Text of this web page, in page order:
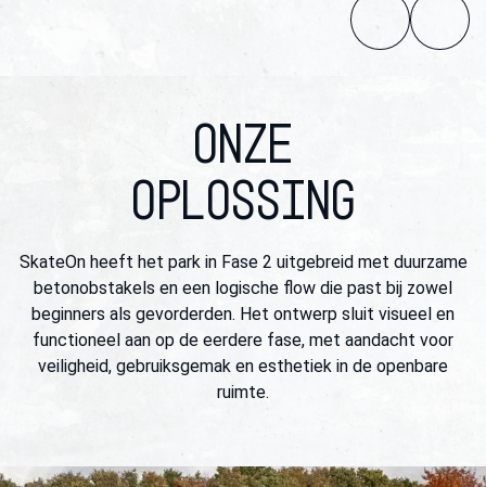
ONZE
OPLOSSING
SkateOn heeft het park in Fase 2 uitgebreid met duurzame
betonobstakels en een logische flow die past bij zowel
beginners als gevorderden. Het ontwerp sluit visueel en
functioneel aan op de eerdere fase, met aandacht voor
veiligheid, gebruiksgemak en esthetiek in de openbare
ruimte.